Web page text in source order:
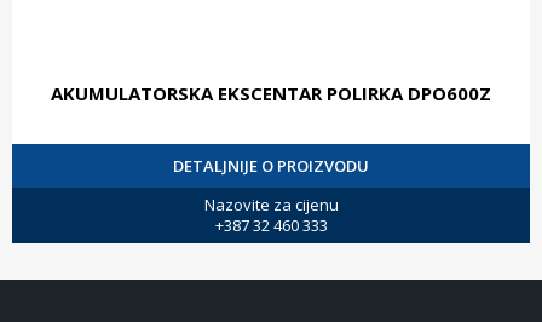
AKUMULATORSKA EKSCENTAR POLIRKA DPO600Z
DETALJNIJE O PROIZVODU
Nazovite za cijenu
+387 32 460 333